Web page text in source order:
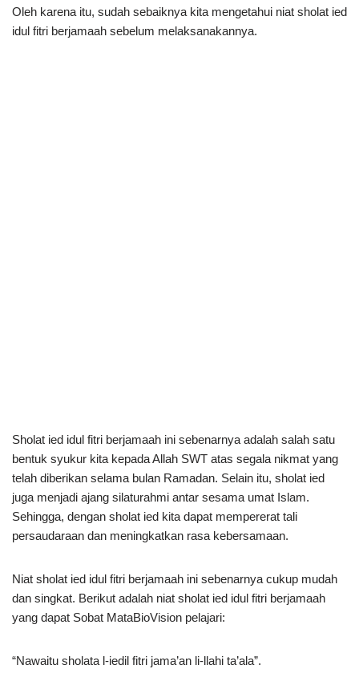
Oleh karena itu, sudah sebaiknya kita mengetahui niat sholat ied
idul fitri berjamaah sebelum melaksanakannya.
Sholat ied idul fitri berjamaah ini sebenarnya adalah salah satu
bentuk syukur kita kepada Allah SWT atas segala nikmat yang
telah diberikan selama bulan Ramadan. Selain itu, sholat ied
juga menjadi ajang silaturahmi antar sesama umat Islam.
Sehingga, dengan sholat ied kita dapat mempererat tali
persaudaraan dan meningkatkan rasa kebersamaan.
Niat sholat ied idul fitri berjamaah ini sebenarnya cukup mudah
dan singkat. Berikut adalah niat sholat ied idul fitri berjamaah
yang dapat Sobat MataBioVision pelajari:
“Nawaitu sholata l-iedil fitri jama’an li-llahi ta’ala”.